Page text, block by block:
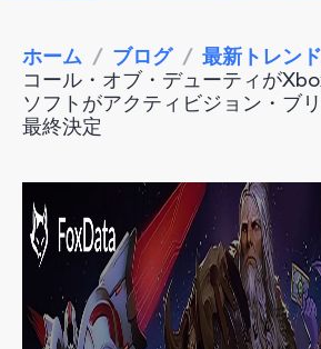
ホーム / ブログ / 最新トレン
コール・オブ・デューティが
ソフトがアクティビジョン・ブ
最終決定